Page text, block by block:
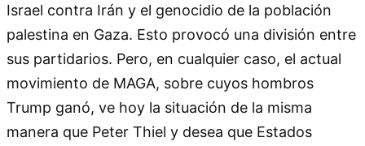
Israel contra Irán y el genocidio de la población
palestina en Gaza. Esto provocó una división entre
sus partidarios. Pero, en cualquier caso, el actual
movimiento de MAGA, sobre cuyos hombros
Trump ganó, ve hoy la situación de la misma
manera que Peter Thiel y desea que Estados